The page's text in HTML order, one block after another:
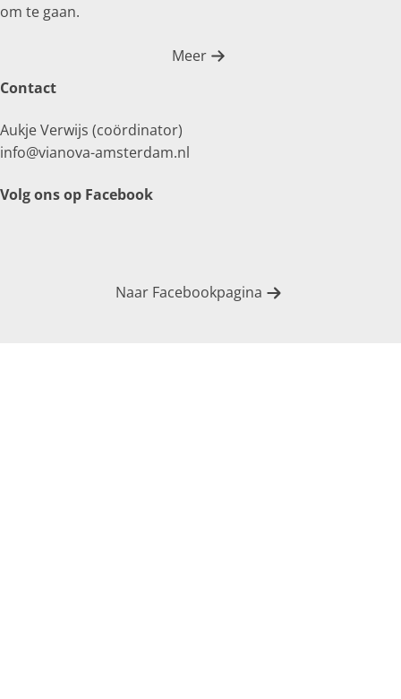
om te gaan.
Meer
Contact
Aukje Verwijs (coördinator)
info@vianova-amsterdam.nl
Volg ons op Facebook
Naar Facebookpagina